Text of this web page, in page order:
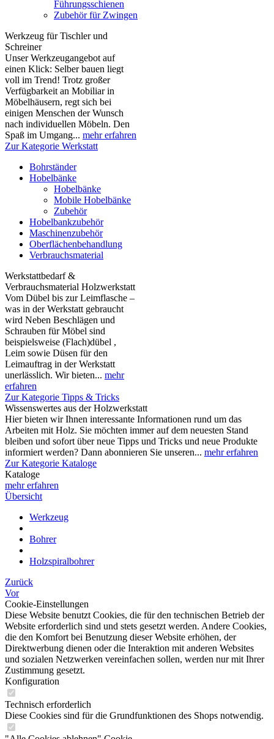
Führungsschienen
Zubehör für Zwingen
Werkzeug für Tischler und
Schreiner
Unser Werkzeugangebot auf
einen Klick: Selber bauen liegt
voll im Trend! Trotz großer
Verfügbarkeit an Mobiliar in
Möbelhäusern, regt sich bei
einigen Menschen der Wunsch
nach individuellen Möbeln. Den
Spaß im Umgang... mehr erfahren
Zur Kategorie Werkstatt
Bohrständer
Hobelbänke
Hobelbänke
Mobile Hobelbänke
Zubehör
Hobelbankzubehör
Maschinenzubehör
Oberflächenbehandlung
Verbrauchsmaterial
Werkstattbedarf &
Verbrauchsmaterial Holzwerkstatt
Vom Dübel bis zur Leimflasche –
was in der Werkstatt gebraucht
wird Neben Beschlägen und
Schrauben für Möbel sind
beispielsweise (Flach)dübel ,
Leim sowie Düsen für den
Leimauftrag in der Werkstatt
unerlässlich. Wir bieten... mehr
erfahren
Zur Kategorie Tipps & Tricks
Wissenswertes aus der Holzwerkstatt
Hier bieten wir Ihnen interessante Informationen rund um das
Arbeiten mit Holz. Sie möchten immer auf dem neuesten Stand
bleiben und sofort über neue Tipps und Tricks und neue Produkte
informiert werden? Dann abonnieren Sie unseren... mehr erfahren
Zur Kategorie Kataloge
Kataloge
mehr erfahren
Übersicht
Werkzeug
Bohrer
Holzspiralbohrer
Zurück
Vor
Cookie-Einstellungen
Diese Website benutzt Cookies, die für den technischen Betrieb der
Website erforderlich sind und stets gesetzt werden. Andere Cookies,
die den Komfort bei Benutzung dieser Website erhöhen, der
Direktwerbung dienen oder die Interaktion mit anderen Websites
und sozialen Netzwerken vereinfachen sollen, werden nur mit Ihrer
Zustimmung gesetzt.
Konfiguration
Technisch erforderlich
Diese Cookies sind für die Grundfunktionen des Shops notwendig.